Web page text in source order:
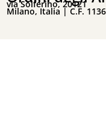
via Solferino, 20121
Milano, Italia | C.F.